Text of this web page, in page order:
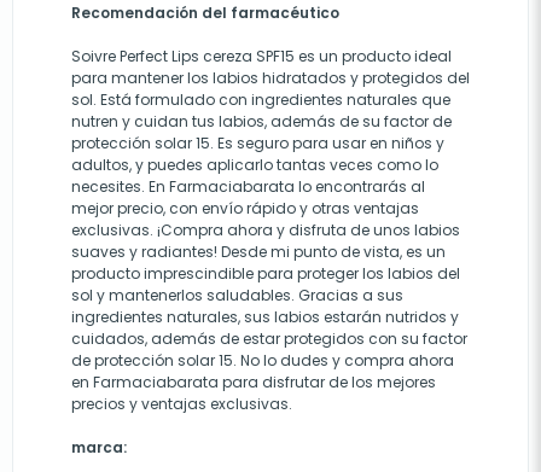
Recomendación del farmacéutico
Soivre Perfect Lips cereza SPF15 es un producto ideal
para mantener los labios hidratados y protegidos del
sol. Está formulado con ingredientes naturales que
nutren y cuidan tus labios, además de su factor de
protección solar 15. Es seguro para usar en niños y
adultos, y puedes aplicarlo tantas veces como lo
necesites. En Farmaciabarata lo encontrarás al
mejor precio, con envío rápido y otras ventajas
exclusivas. ¡Compra ahora y disfruta de unos labios
suaves y radiantes! Desde mi punto de vista, es un
producto imprescindible para proteger los labios del
sol y mantenerlos saludables. Gracias a sus
ingredientes naturales, sus labios estarán nutridos y
cuidados, además de estar protegidos con su factor
de protección solar 15. No lo dudes y compra ahora
en Farmaciabarata para disfrutar de los mejores
precios y ventajas exclusivas.
marca: